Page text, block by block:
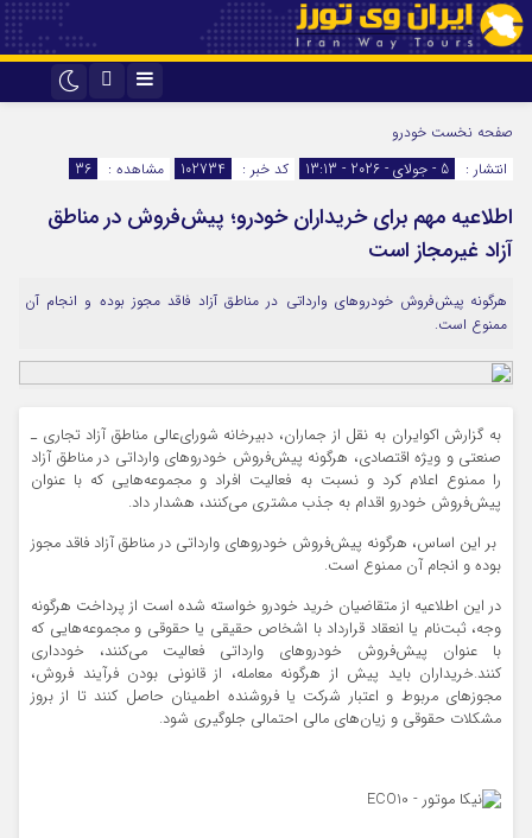
اینستاگرام
صفحه نخست خودرو
انتشار :
5 - جولای - 2026 - 13:13 کد خبر : 102734 مشاهده : 36
اطلاعیه مهم برای خریداران خودرو؛ پیش‌فروش در مناطق
آزاد غیرمجاز است
هرگونه پیش‌فروش خودروهای وارداتی در مناطق آزاد فاقد مجوز بوده و انجام آن
ممنوع است.
به گزارش اکوایران به نقل از جماران، دبیرخانه شورای‌عالی مناطق آزاد تجاری ـ
صنعتی و ویژه اقتصادی، هرگونه پیش‌فروش خودروهای وارداتی در مناطق آزاد
را ممنوع اعلام کرد و نسبت به فعالیت افراد و مجموعه‌هایی که با عنوان
پیش‌فروش خودرو اقدام به جذب مشتری می‌کنند، هشدار داد.
بر این اساس، هرگونه پیش‌فروش خودروهای وارداتی در مناطق آزاد فاقد مجوز
بوده و انجام آن ممنوع است.
در این اطلاعیه از متقاضیان خرید خودرو خواسته شده است از پرداخت هرگونه
وجه، ثبت‌نام یا انعقاد قرارداد با اشخاص حقیقی یا حقوقی و مجموعه‌هایی که
با عنوان پیش‌فروش خودروهای وارداتی فعالیت می‌کنند، خودداری
کنند.خریداران باید پیش از هرگونه معامله، از قانونی بودن فرآیند فروش،
مجوزهای مربوط و اعتبار شرکت یا فروشنده اطمینان حاصل کنند تا از بروز
مشکلات حقوقی و زیان‌های مالی احتمالی جلوگیری شود.